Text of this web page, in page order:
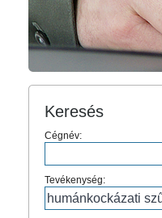
Keresés
Cégnév:
Tevékenység: